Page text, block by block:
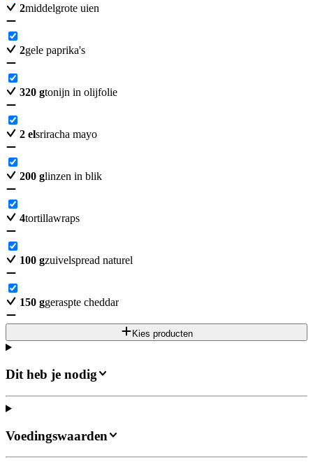
2middelgrote uien
2gele paprika's
320 gtonijn in olijfolie
2 elsriracha mayo
200 glinzen in blik
4tortillawraps
100 gzuivelspread naturel
150 ggeraspte cheddar
Kies producten
Dit heb je nodig
Voedingswaarden